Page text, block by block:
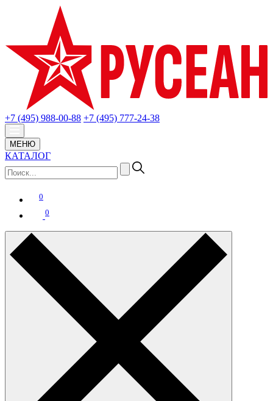
+7 (495) 988-00-88 +7 (495) 777-24-38
МЕНЮ
КАТАЛОГ
0
0